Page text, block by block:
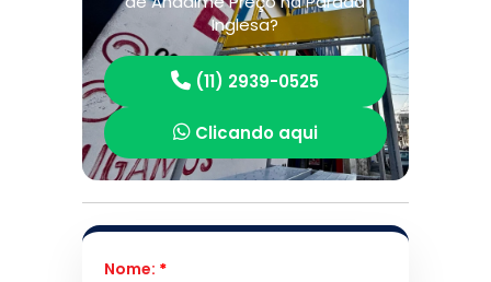
Inglesa?
(11) 2939-0525
Clicando aqui
Nome: *